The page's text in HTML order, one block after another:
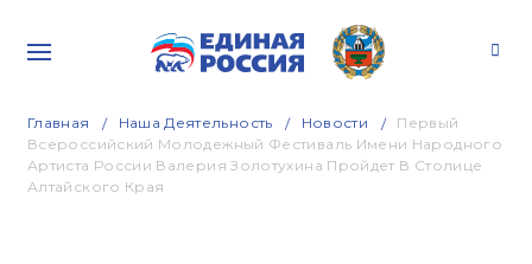
Главная Наша Деятельность Новости
Первый
Всероссийский Молодежный Фестиваль Имени Народного
Артиста России Валерия Золотухина Пройдет В Столице
Алтайского Края